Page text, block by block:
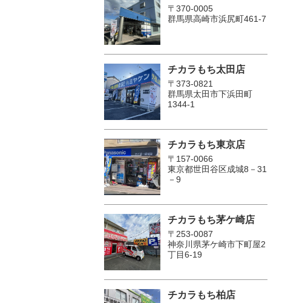
〒370-0005
群馬県高崎市浜尻町461-7
チカラもち太田店
〒373-0821
群馬県太田市下浜田町
1344-1
チカラもち東京店
〒157-0066
東京都世田谷区成城8－31
－9
チカラもち茅ケ崎店
〒253-0087
神奈川県茅ケ崎市下町屋2
丁目6-19
チカラもち柏店